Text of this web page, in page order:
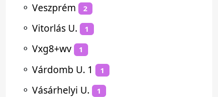
⚬ Veszprém 2
⚬ Vitorlás U. 1
⚬ Vxg8+wv 1
⚬ Várdomb U. 1 1
⚬ Vásárhelyi U. 1